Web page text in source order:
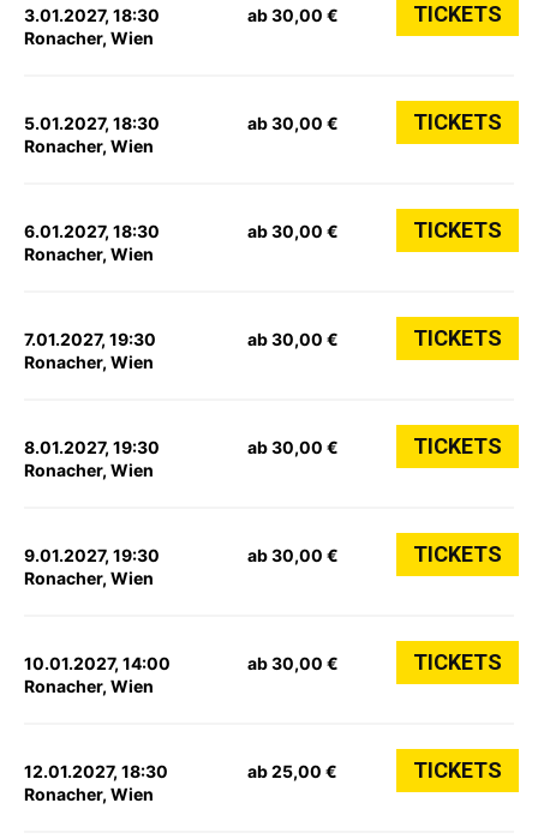
3.01.2027, 18:30
Ronacher, Wien
ab 30,00 € TICKETS
5.01.2027, 18:30
Ronacher, Wien
ab 30,00 € TICKETS
6.01.2027, 18:30
Ronacher, Wien
ab 30,00 € TICKETS
7.01.2027, 19:30
Ronacher, Wien
ab 30,00 € TICKETS
8.01.2027, 19:30
Ronacher, Wien
ab 30,00 € TICKETS
9.01.2027, 19:30
Ronacher, Wien
ab 30,00 € TICKETS
10.01.2027, 14:00
Ronacher, Wien
ab 30,00 € TICKETS
12.01.2027, 18:30
Ronacher, Wien
ab 25,00 € TICKETS